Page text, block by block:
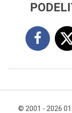
© 2001 - 2026